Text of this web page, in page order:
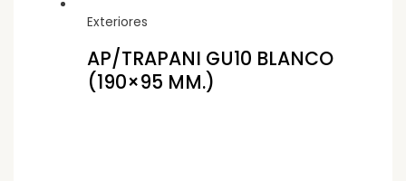
Exteriores
AP/TRAPANI GU10 BLANCO
(190×95 MM.)